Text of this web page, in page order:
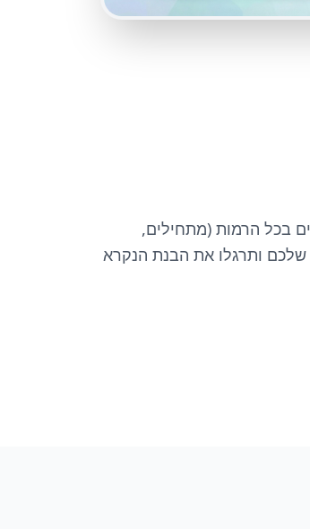
בכל הרמות (מתחילים,
שלכם ותרגלו את הבנת הנקרא